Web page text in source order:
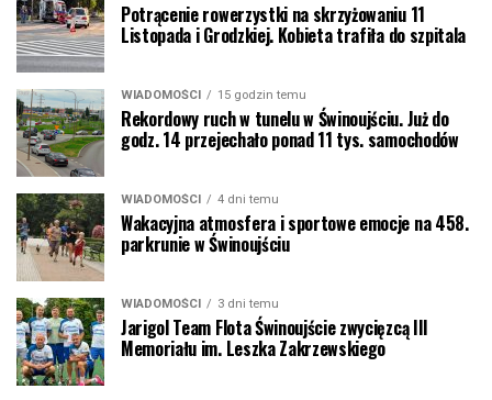
Potrącenie rowerzystki na skrzyżowaniu 11
Listopada i Grodzkiej. Kobieta trafiła do szpitala
WIADOMOŚCI 15 godzin temu
Rekordowy ruch w tunelu w Świnoujściu. Już do
godz. 14 przejechało ponad 11 tys. samochodów
WIADOMOŚCI 4 dni temu
Wakacyjna atmosfera i sportowe emocje na 458.
parkrunie w Świnoujściu
WIADOMOŚCI 3 dni temu
Jarigol Team Flota Świnoujście zwycięzcą III
Memoriału im. Leszka Zakrzewskiego